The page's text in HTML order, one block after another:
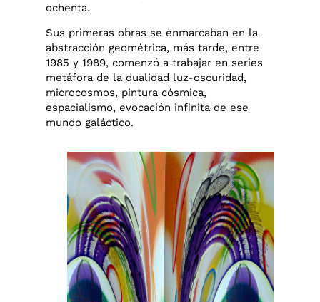
ochenta.
Sus primeras obras se enmarcaban en la
abstracción geométrica, más tarde, entre
1985 y 1989, comenzó a trabajar en series
metáfora de la dualidad luz-oscuridad,
microcosmos, pintura cósmica,
espacialismo, evocación infinita de ese
mundo galáctico.